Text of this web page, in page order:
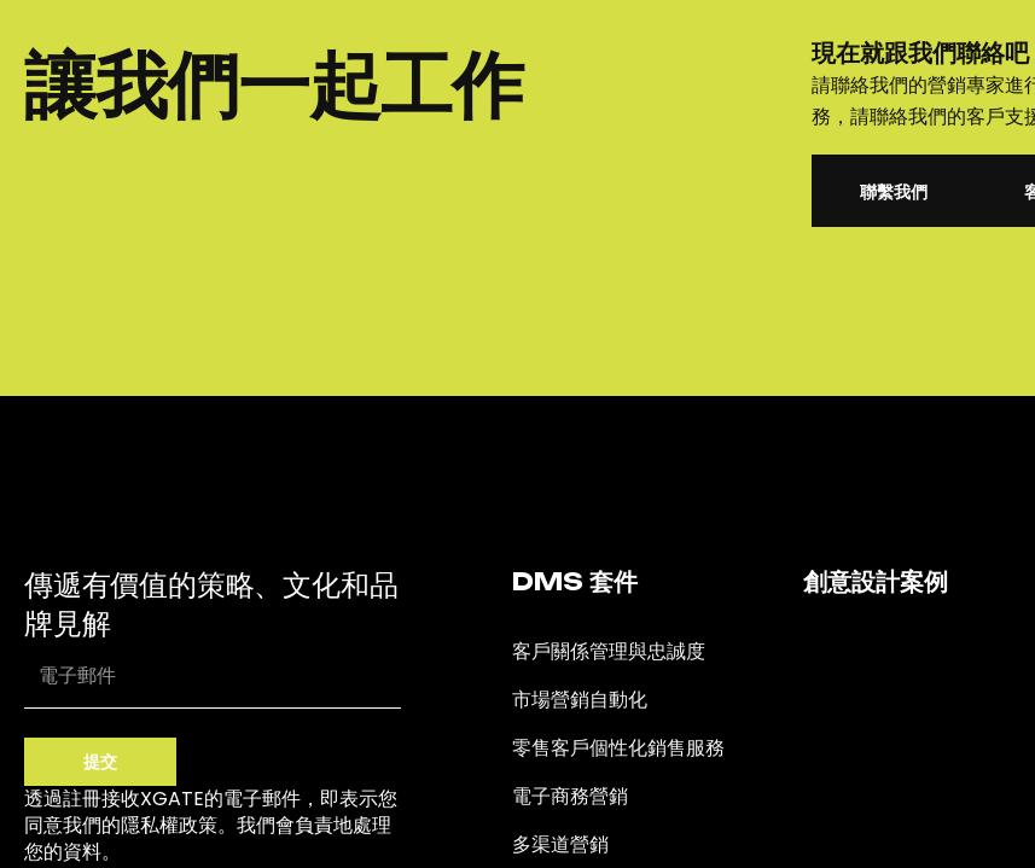
讓我們一起工作 現在就跟我們聯絡吧
請聯絡我們的營銷專家進
務，請聯絡我們的客戶支
聯繫我們
傳遞有價值的策略、文化和品
牌見解
提交
透過註冊接收XGATE的電子郵件，即表示您
同意我們的隱私權政策。我們會負責地處理
您的資料。
DMS 套件
客戶關係管理與忠誠度
市場營銷自動化
零售客戶個性化銷售服務
電子商務營銷
多渠道營銷
創意設計案例